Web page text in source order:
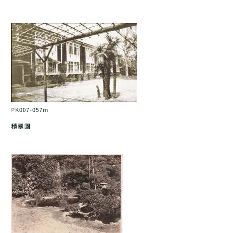
PK007-057m
積翠園